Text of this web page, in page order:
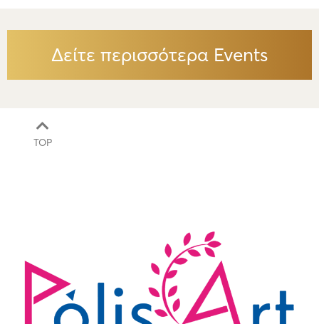
Δείτε περισσότερα Events
TOP